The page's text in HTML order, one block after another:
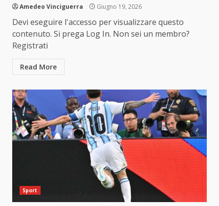
Amedeo Vinciguerra Giugno 19, 2026
Devi eseguire l'accesso per visualizzare questo
contenuto. Si prega Log In. Non sei un membro?
Registrati
Read More
Sport